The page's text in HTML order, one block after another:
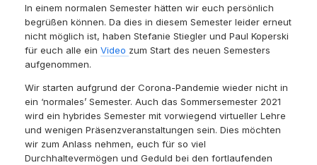
In einem normalen Semester hätten wir euch persönlich
begrüßen können. Da dies in diesem Semester leider erneut
nicht möglich ist, haben Stefanie Stiegler und Paul Koperski
für euch alle ein Video zum Start des neuen Semesters
aufgenommen.
Wir starten aufgrund der Corona-Pandemie wieder nicht in
ein ‘normales’ Semester. Auch das Sommersemester 2021
wird ein hybrides Semester mit vorwiegend virtueller Lehre
und wenigen Präsenzveranstaltungen sein. Dies möchten
wir zum Anlass nehmen, euch für so viel
Durchhaltevermögen und Geduld bei den fortlaufenden